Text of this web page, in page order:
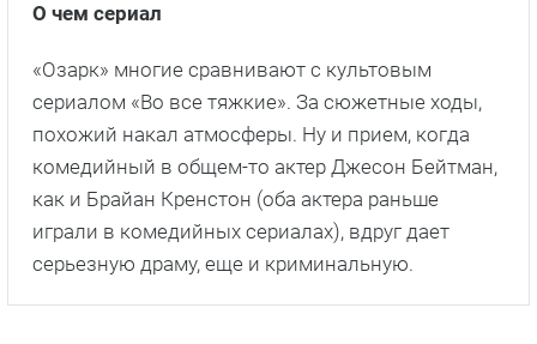
О чем сериал
«Озарк» многие сравнивают с культовым
сериалом «Во все тяжкие». За сюжетные ходы,
похожий накал атмосферы. Ну и прием, когда
комедийный в общем-то актер Джесон Бейтман,
как и Брайан Кренстон (оба актера раньше
играли в комедийных сериалах), вдруг дает
серьезную драму, еще и криминальную.